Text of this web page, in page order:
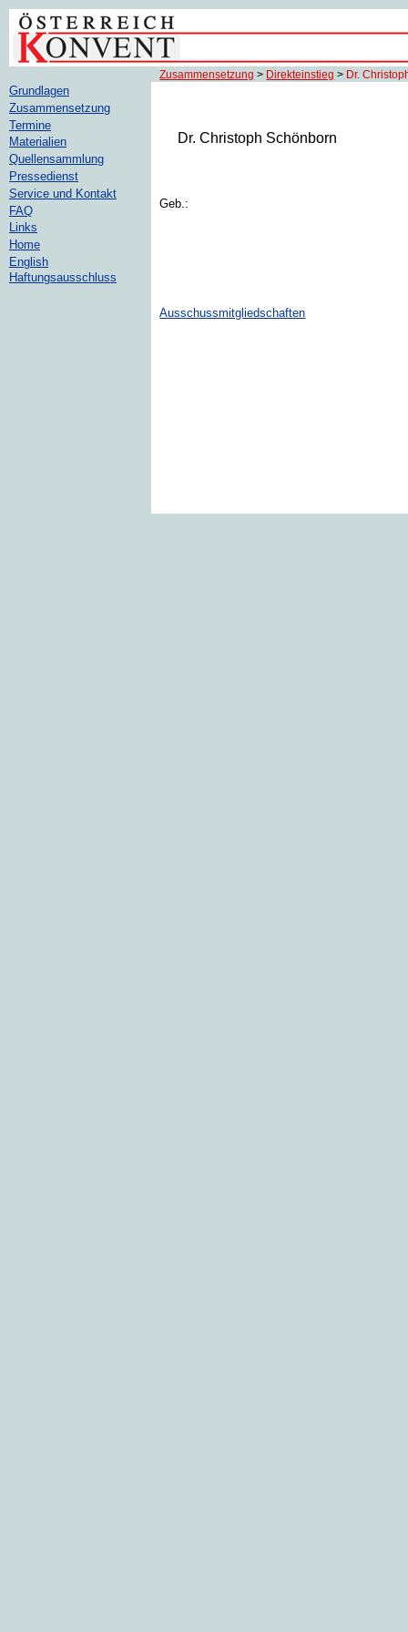
Zusammensetzung > Direkteinstieg > Dr.
Dr. Christoph Schönborn
Geb.:
Ausschussmitgliedschaften
Grundlagen
Zusammensetzung
Termine
Materialien
Quellensammlung
Pressedienst
Service und Kontakt
FAQ
Links
Home
English
Haftungsausschluss